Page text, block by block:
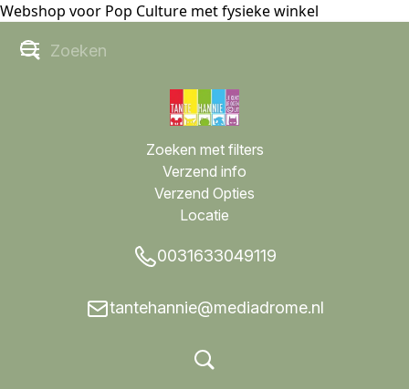
Webshop voor Pop Culture met fysieke winkel
Zoeken met filters
Verzend info
Verzend Opties
Locatie
0031633049119
tantehannie@mediadrome.nl